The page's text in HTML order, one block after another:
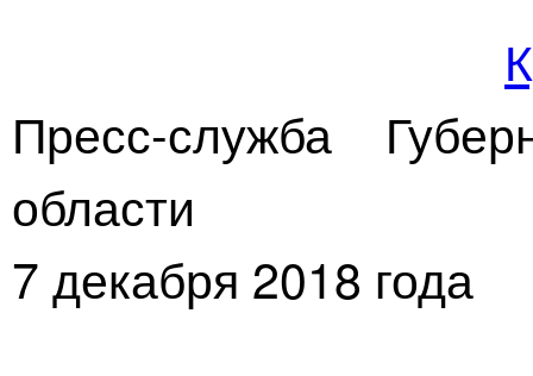
Пресс-служба
области
7 декабря 2018 года